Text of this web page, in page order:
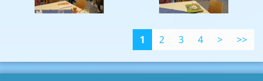
1 2 3 4 > >>